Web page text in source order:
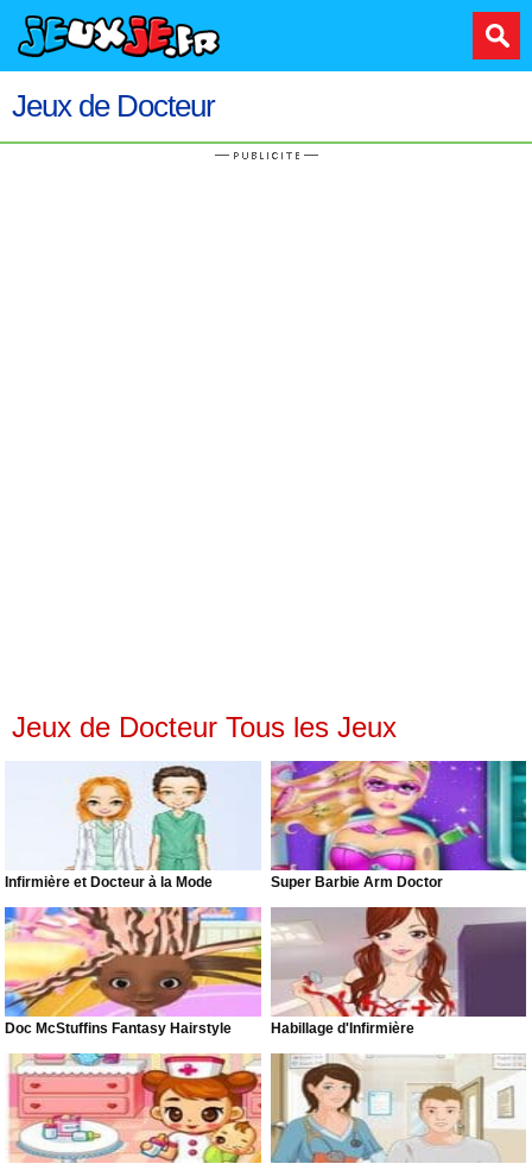
Jeux de Docteur
Jeux de Docteur Tous les Jeux
Infirmière et Docteur à la Mode Super Barbie Arm Doctor
Doc McStuffins Fantasy Hairstyle Habillage d'Infirmière